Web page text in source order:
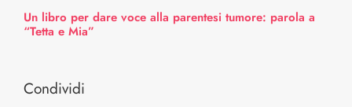
Un libro per dare voce alla parentesi tumore: parola a
“Tetta e Mia”
Condividi